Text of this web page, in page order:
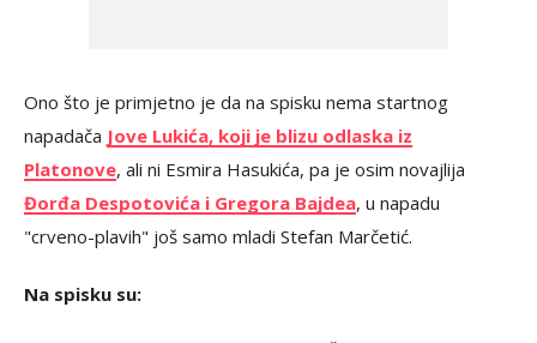
Ono što je primjetno je da na spisku nema startnog
napadača Jove Lukića, koji je blizu odlaska iz
Platonove, ali ni Esmira Hasukića, pa je osim novajlija
Đorđa Despotovića i Gregora Bajdea, u napadu
"crveno-plavih" još samo mladi Stefan Marčetić.
Na spisku su: